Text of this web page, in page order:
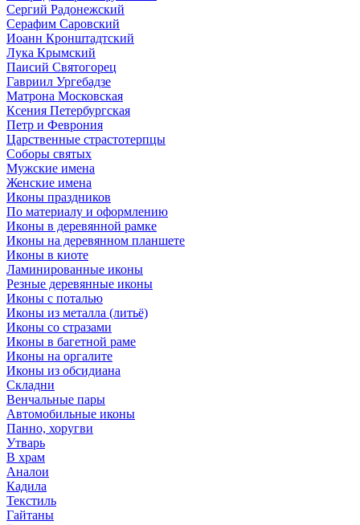
Сергий Радонежский
Серафим Саровский
Иоанн Кронштадтский
Лука Крымский
Паисий Святогорец
Гавриил Ургебадзе
Матрона Московская
Ксения Петербургская
Петр и Феврония
Царственные страстотерпцы
Соборы святых
Мужские имена
Женские имена
Иконы праздников
По материалу и оформлению
Иконы в деревянной рамке
Иконы на деревянном планшете
Иконы в киоте
Ламинированные иконы
Резные деревянные иконы
Иконы с поталью
Иконы из металла (литьё)
Иконы со стразами
Иконы в багетной раме
Иконы на оргалите
Иконы из обсидиана
Складни
Венчальные пары
Автомобильные иконы
Панно, хоругви
Утварь
В храм
Аналои
Кадила
Текстиль
Гайтаны